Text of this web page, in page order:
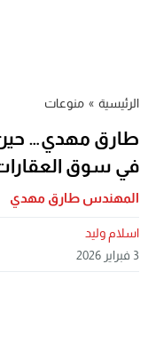
الرئيسية » منوعات
طارق مهدي… حين
في سوق
المهندس طارق مهدي
اسلام وليد
3 فبراير 2026